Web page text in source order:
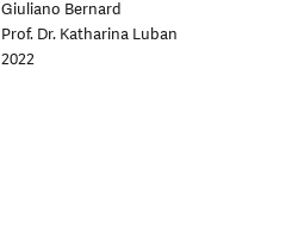
Giuliano Bernard
Prof. Dr. Katharina Luban
2022